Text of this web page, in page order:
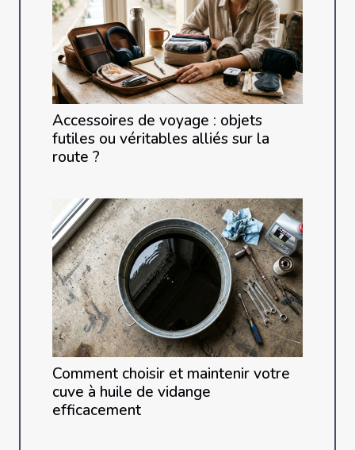
Accessoires de voyage : objets
futiles ou véritables alliés sur la
route ?
Comment choisir et maintenir votre
cuve à huile de vidange
efficacement